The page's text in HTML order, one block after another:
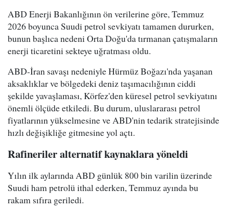
ABD Enerji Bakanlığının ön verilerine göre, Temmuz
2026 boyunca Suudi petrol sevkiyatı tamamen dururken,
bunun başlıca nedeni Orta Doğu'da tırmanan çatışmaların
enerji ticaretini sekteye uğratması oldu.
ABD-İran savaşı nedeniyle Hürmüz Boğazı'nda yaşanan
aksaklıklar ve bölgedeki deniz taşımacılığının ciddi
şekilde yavaşlaması, Körfez'den küresel petrol sevkiyatını
önemli ölçüde etkiledi. Bu durum, uluslararası petrol
fiyatlarının yükselmesine ve ABD'nin tedarik stratejisinde
hızlı değişikliğe gitmesine yol açtı.
Rafineriler alternatif kaynaklara yöneldi
Yılın ilk aylarında ABD günlük 800 bin varilin üzerinde
Suudi ham petrolü ithal ederken, Temmuz ayında bu
rakam sıfıra geriledi.